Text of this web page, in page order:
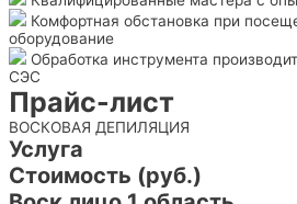
Комфортная обстановка при
оборудование
Обработка инструмента
СЭС
Прайс-лист
ВОСКОВАЯ ДЕПИЛЯЦИЯ
Услуга
Стоимость (руб.)